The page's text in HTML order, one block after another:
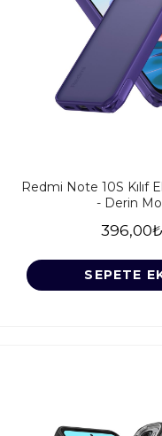
Redmi Note 10S Kılıf
- Derin
396,00₺
SEPETE